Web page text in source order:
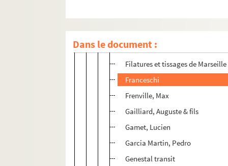
Dans le document :
Dernaine, Michel K.
Filatures et tissages de Marseille
Franceschi
Frenville, Max
Gailliard, Auguste & fils
Gamet, Lucien
Garcia Martin, Pedro
Genestal transit